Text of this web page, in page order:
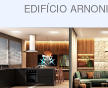
EDIFÍCIO ARNONI